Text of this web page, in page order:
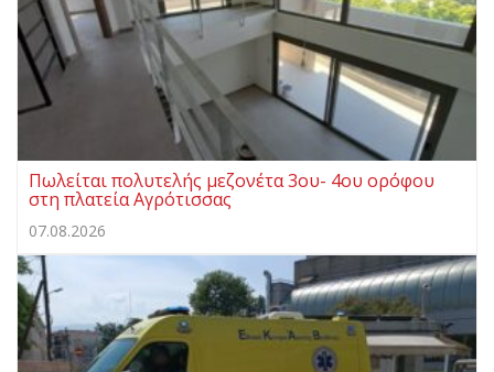
Πωλείται πολυτελής μεζονέτα 3ου- 4ου ορόφου
στη πλατεία Αγρότισσας
07.08.2026